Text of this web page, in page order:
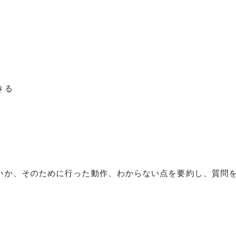
る
、そのために行った動作、わからない点を要約し、質問